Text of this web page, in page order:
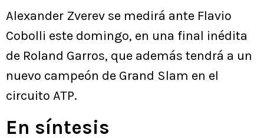
Alexander Zverev se medirá ante Flavio
Cobolli este domingo, en una final inédita
de Roland Garros, que además tendrá a un
nuevo campeón de Grand Slam en el
circuito ATP.
En síntesis